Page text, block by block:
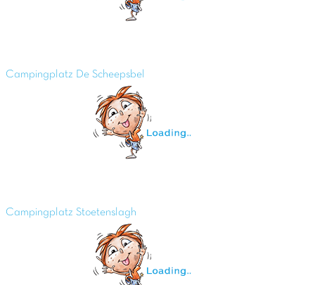
Campingplatz De Scheepsbel
Campingplatz Stoetenslagh